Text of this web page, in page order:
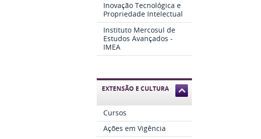
Inovação Tecnológica e
Propriedade Intelectual
Instituto Mercosul de
Estudos Avançados -
IMEA
EXTENSÃO E CULTURA
Cursos
Ações em Vigência